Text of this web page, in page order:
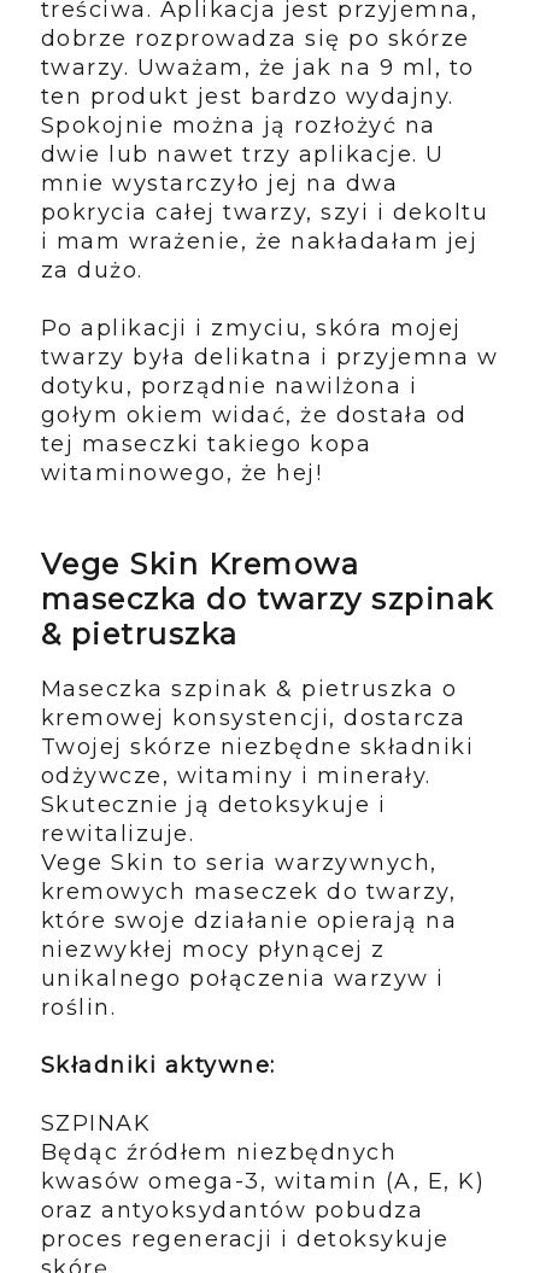
treściwa. Aplikacja jest przyjemna,
dobrze rozprowadza się po skórze
twarzy. Uważam, że jak na 9 ml, to
ten produkt jest bardzo wydajny.
Spokojnie można ją rozłożyć na
dwie lub nawet trzy aplikacje. U
mnie wystarczyło jej na dwa
pokrycia całej twarzy, szyi i dekoltu
i mam wrażenie, że nakładałam jej
za dużo.
Po aplikacji i zmyciu, skóra mojej
twarzy była delikatna i przyjemna w
dotyku, porządnie nawilżona i
gołym okiem widać, że dostała od
tej maseczki takiego kopa
witaminowego, że hej!
Vege Skin Kremowa
maseczka do twarzy szpinak
& pietruszka
Maseczka szpinak & pietruszka o
kremowej konsystencji, dostarcza
Twojej skórze niezbędne składniki
odżywcze, witaminy i minerały.
Skutecznie ją detoksykuje i
rewitalizuje.
Vege Skin to seria warzywnych,
kremowych maseczek do twarzy,
które swoje działanie opierają na
niezwykłej mocy płynącej z
unikalnego połączenia warzyw i
roślin.
Składniki aktywne:
SZPINAK
Będąc źródłem niezbędnych
kwasów omega-3, witamin (A, E, K)
oraz antyoksydantów pobudza
proces regeneracji i detoksykuje